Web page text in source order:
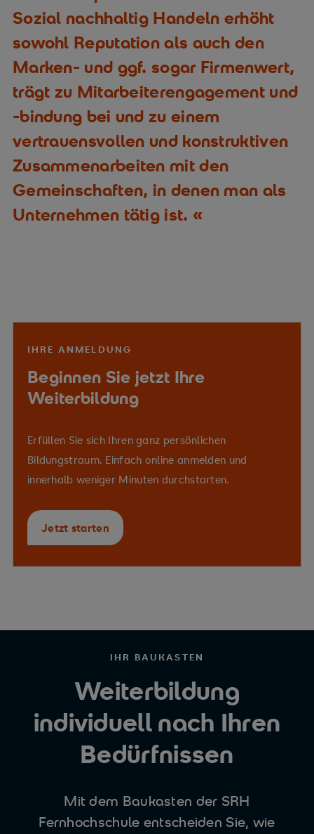
Sozial nachhaltig Handeln erhöht
sowohl Reputation als auch den
Marken- und ggf. sogar Firmenwert,
trägt zu Mitarbeiterengagement und
-bindung bei und zu einem
vertrauensvollen und konstruktiven
Zusammenarbeiten mit den
Gemeinschaften, in denen man als
Unternehmen tätig ist.
IHRE ANMELDUNG
Beginnen Sie jetzt Ihre
Weiterbildung
Erfüllen Sie sich Ihren ganz persönlichen
Bildungstraum. Einfach online anmelden und
innerhalb weniger Minuten durchstarten.
Jetzt starten
IHR BAUKASTEN
Weiterbildung
individuell nach Ihren
Bedürfnissen
Mit dem Baukasten der SRH
Fernhochschule entscheiden Sie, wie